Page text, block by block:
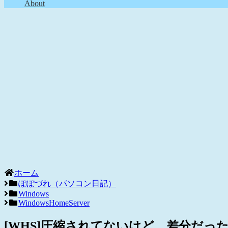
About
ホーム
ぽぽづれ（パソコン日記）
Windows
WindowsHomeServer